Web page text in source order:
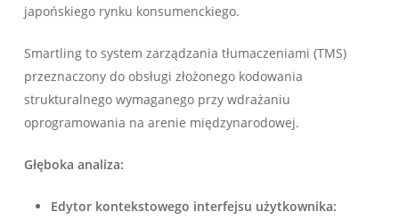
japońskiego rynku konsumenckiego.
Smartling to system zarządzania tłumaczeniami (TMS)
przeznaczony do obsługi złożonego kodowania
strukturalnego wymaganego przy wdrażaniu
oprogramowania na arenie międzynarodowej.
Głęboka analiza:
Edytor kontekstowego interfejsu użytkownika: